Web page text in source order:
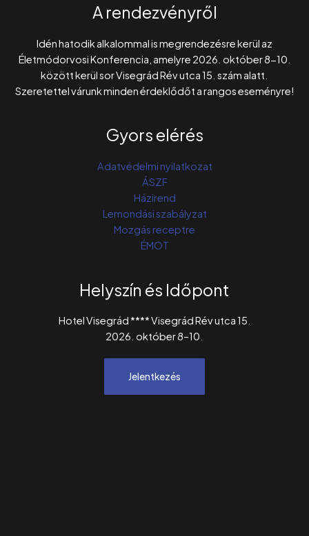
A rendezvényről
Idén hatodik alkalommal is megrendezésre kerül az
Életmódorvosi Konferencia, amelyre 2026. október 8-10.
között kerül sor Visegrád Rév utca 15. szám alatt.
Szeretettel várunk minden érdeklődőt a rangos eseményre!
Gyors elérés
Adatvédelmi nyilatkozat
ÁSZF
Házirend
Lemondási szabályzat
Mozgás receptre
ÉMOT
Helyszín és Időpont
Hotel Visegrád **** Visegrád Rév utca 15.
2026. október 8–10.
Jelentkezés